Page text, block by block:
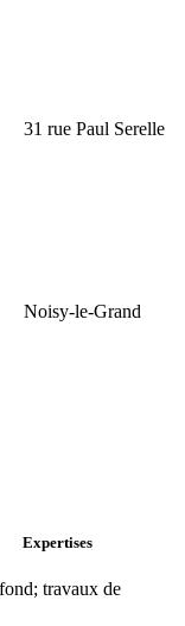
31 rue Paul Serelle
Noisy-le-Grand
Expertises
travaux de